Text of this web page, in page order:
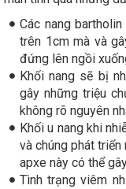
Các nang
trên 1cm mà và
đứng lên ngồi
Khối nang sẽ bị
gây những triệu
không rõ nguyên
Khối u nang khi
và chúng phát
apxe này có thể
Tình trạng viêm